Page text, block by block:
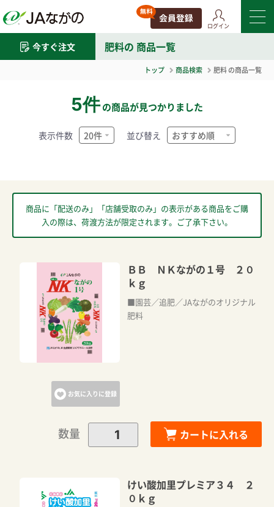
ログイン
今すぐ注文 肥料の 商品一覧
トップ 商品検索 肥料の商品一覧
5件の商品が見つかりました
表示件数 並び替え
商品に「配送のみ」「店舗受取のみ」の表示がある商品をご購
入の際は、荷渡方法が限定されます。ご了承下さい。
お気に入りに登録
ＢＢ ＮＫながの１号 ２０
ｋｇ
■園芸／追肥／JAながのオリジナル
肥料
数量 カートに入れる
けい酸加里プレミア３４ ２
０ｋｇ